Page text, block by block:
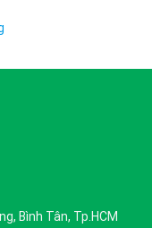
Bình Tân, Tp.HCM